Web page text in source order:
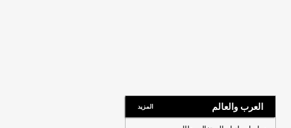
08:16
عناوين الصحف المصرية ليوم
الجمعة 31-07-2026
-
العرب والعالم المزيد